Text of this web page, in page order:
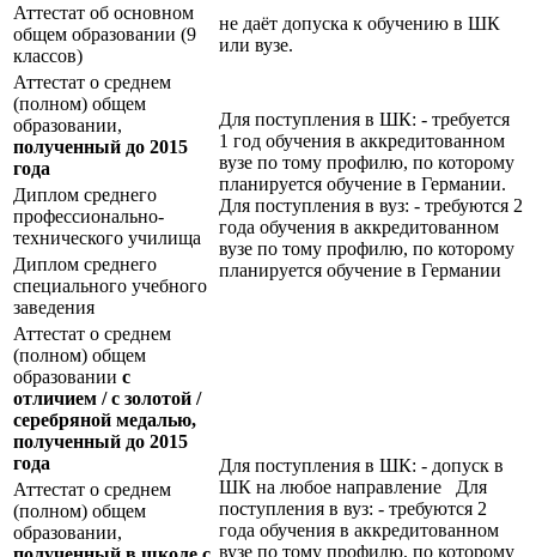
Аттестат об основном
общем образовании (9
классов)
не даёт допуска к обучению в ШК
или вузе.
Аттестат о среднем
(полном) общем
образовании,
полученный до 2015
года
Для поступления в ШК: - требуется
1 год обучения в аккредитованном
вузе по тому профилю, по которому
планируется обучение в Германии.
Для поступления в вуз: - требуются 2
года обучения в аккредитованном
вузе по тому профилю, по которому
планируется обучение в Германии
Диплом среднего
профессионально-
технического училища
Диплом среднего
специального учебного
заведения
Аттестат о среднем
(полном) общем
образовании с
отличием / с золотой /
серебряной медалью,
полученный до 2015
года
Для поступления в ШК: - допуск в
ШК на любое направление Для
поступления в вуз: - требуются 2
года обучения в аккредитованном
вузе по тому профилю, по которому
Аттестат о среднем
(полном) общем
образовании,